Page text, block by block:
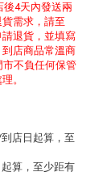
後4天內發送兩
需求，請至
退貨，並填寫
店商品常溫商
不負任何保管
。
店日起算，至
算，至少距有